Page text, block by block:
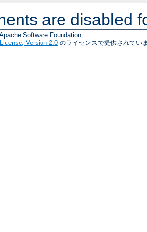
are disabled
Software Foundation.
Version 2.0 のライセンスで提供されてい